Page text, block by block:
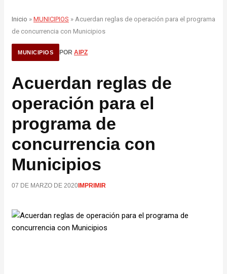
Inicio » MUNICIPIOS » Acuerdan reglas de operación para el programa
de concurrencia con Municipios
MUNICIPIOS POR AIPZ
Acuerdan reglas de
operación para el
programa de
concurrencia con
Municipios
07 DE MARZO DE 2020IMPRIMIR